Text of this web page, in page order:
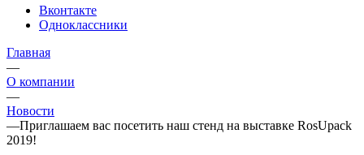
Вконтакте
Одноклассники
Главная
—
О компании
—
Новости
—Приглашаем вас посетить наш стенд на выставке RosUpack
2019!